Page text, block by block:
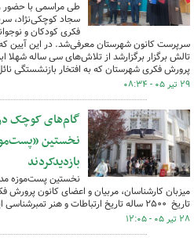
طی مراسمی با حضور
سجاد کوچکی‌نژاد،
فکری کودکان و
تالش برگزار برگزارشد از تلاش‌های سی ساله شهلا
پرورش فکری شهرستان که به افتخار بازنشستگی
۲۹ تیر ۰۵ - ۰۸:۳۴
نخستین
بازدیدکردند
نخستین پست‌موزه
میزبان کارشناسان، مربیان و اعضای کانون پرورش
تاریخ ۲۵۰۰ ساله تاریخ ارتباطات و هنر تمبرشناسی ایران اسلامی باشد.
۲۸ تیر ۰۵ - ۱۲:۰۵